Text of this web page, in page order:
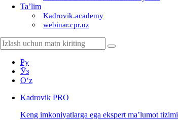
Ta’lim
Kadrovik.academy
webinar.cpr.uz
Ру
Ўз
Oʻz
Kadrovik PRO
Keng imkoniyatlarga ega ekspert ma’lumot tizimi